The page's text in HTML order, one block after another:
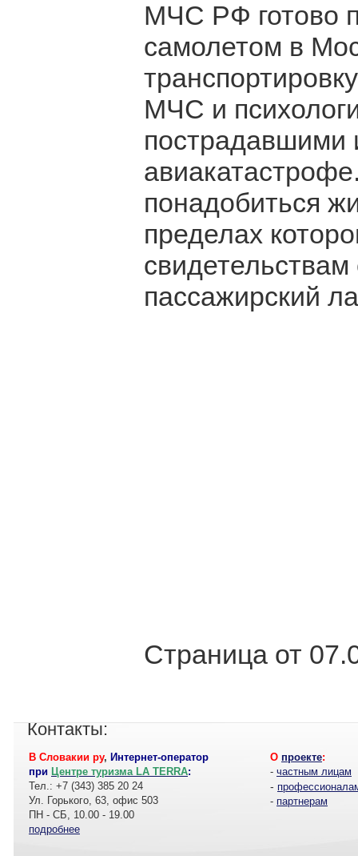
МЧС РФ готово
самолетом в
МЧС и
пострадавшими
понадобиться
пределах
пассажирский
Страница от
Контакты:
В Словакии ру, Интернет-оператор
при Центре туризма LA TERRA:
Тел.: +7 (343) 385 20 24
Ул. Горького, 63, офис 503
ПН - СБ, 10.00 - 19.00
подробнее
О проекте:
- частным лицам
-
- партнерам